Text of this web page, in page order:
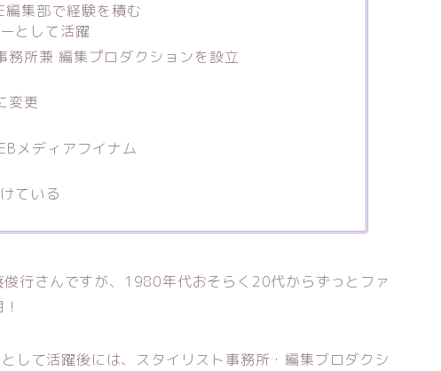
集部で経験を積む
として活躍
所兼 編集プロダクションを設立
変更
メディアフイナム
ている
行さんですが、1980年代おそらく20代からずっとファ
して活躍後には、スタイリスト事務所・編集ブロダクシ